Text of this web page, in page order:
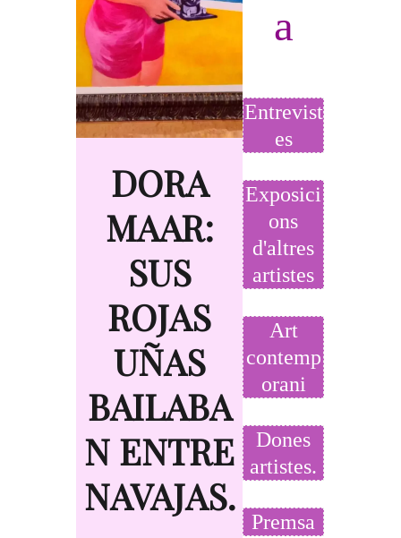
DORA
MAAR:
SUS
ROJAS
UÑAS
BAILABA
N ENTRE
NAVAJAS.
a
Entrevist
es
Exposici
ons
d'altres
artistes
Art
contemp
orani
Dones
artistes.
Premsa